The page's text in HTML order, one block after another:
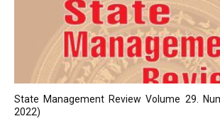
State Management Review Volume 29.
2022)